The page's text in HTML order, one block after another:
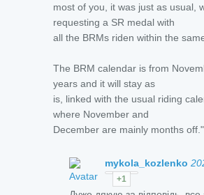
most of you, it was just as usual,
requesting a SR medal with
all the BRMs riden within the
The BRM calendar is from
years and it will stay as
is, linked with the usual riding
where November and
December are mainly months off."
mykola_kozlenko
+1